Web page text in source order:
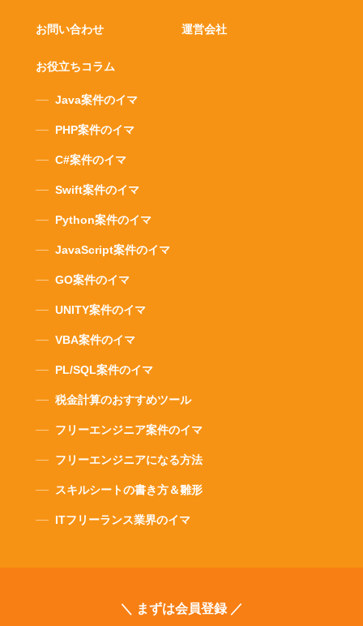
運営会社
お問い合わせ
お役立ちコラム
Java案件のイマ
PHP案件のイマ
C#案件のイマ
Swift案件のイマ
Python案件のイマ
JavaScript案件のイマ
GO案件のイマ
UNITY案件のイマ
VBA案件のイマ
PL/SQL案件のイマ
税金計算のおすすめツール
フリーエンジニア案件のイマ
フリーエンジニアになる方法
スキルシートの書き方＆雛形
ITフリーランス業界のイマ
＼ まずは会員登録 ／